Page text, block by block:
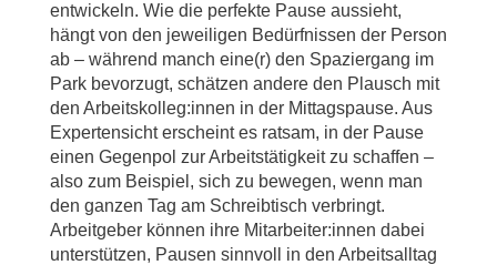
entwickeln. Wie die perfekte Pause aussieht,
hängt von den jeweiligen Bedürfnissen der Person
ab – während manch eine(r) den Spaziergang im
Park bevorzugt, schätzen andere den Plausch mit
den Arbeitskolleg:innen in der Mittagspause. Aus
Expertensicht erscheint es ratsam, in der Pause
einen Gegenpol zur Arbeitstätigkeit zu schaffen –
also zum Beispiel, sich zu bewegen, wenn man
den ganzen Tag am Schreibtisch verbringt.
Arbeitgeber können ihre Mitarbeiter:innen dabei
unterstützen, Pausen sinnvoll in den Arbeitsalltag